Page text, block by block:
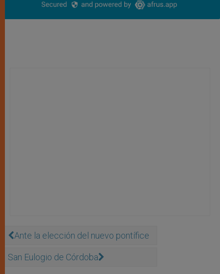
Ante la elección del nuevo pontífice
San Eulogio de Córdoba